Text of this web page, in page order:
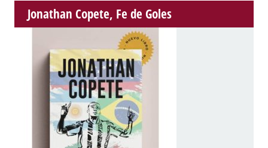
Jonathan Copete, Fe de Goles